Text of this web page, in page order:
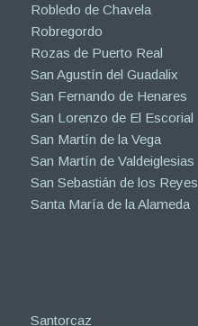
Robledo de Chavela
Robregordo
Rozas de Puerto Real
San Agustín del Guadalix
San Fernando de Henares
San Lorenzo de El Escorial
San Martín de la Vega
San Martín de Valdeiglesias
San Sebastián de los Reyes
Santa María de la Alameda
Santorcaz